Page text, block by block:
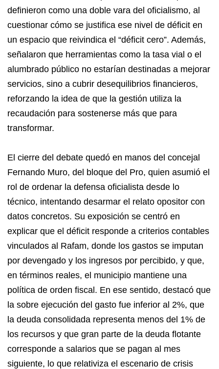
definieron como una doble vara del oficialismo, al
cuestionar cómo se justifica ese nivel de déficit en
un espacio que reivindica el “déficit cero”. Además,
señalaron que herramientas como la tasa vial o el
alumbrado público no estarían destinadas a mejorar
servicios, sino a cubrir desequilibrios financieros,
reforzando la idea de que la gestión utiliza la
recaudación para sostenerse más que para
transformar.
El cierre del debate quedó en manos del concejal
Fernando Muro, del bloque del Pro, quien asumió el
rol de ordenar la defensa oficialista desde lo
técnico, intentando desarmar el relato opositor con
datos concretos. Su exposición se centró en
explicar que el déficit responde a criterios contables
vinculados al Rafam, donde los gastos se imputan
por devengado y los ingresos por percibido, y que,
en términos reales, el municipio mantiene una
política de orden fiscal. En ese sentido, destacó que
la sobre ejecución del gasto fue inferior al 2%, que
la deuda consolidada representa menos del 1% de
los recursos y que gran parte de la deuda flotante
corresponde a salarios que se pagan al mes
siguiente, lo que relativiza el escenario de crisis